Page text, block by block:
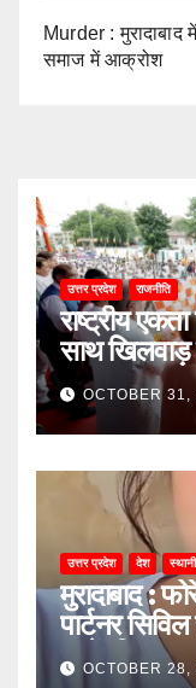
Murder : मुरादाबाद
समाज में आक्रोश
उत्तर प्रदेश राजनीति
राष्ट्रीय
साथ खिलवाड़
OCTOBER
उत्तर प्रदेश देश
मुरादाबाद :
पार्टनर
जानें, फिर
OCTOBER 28,